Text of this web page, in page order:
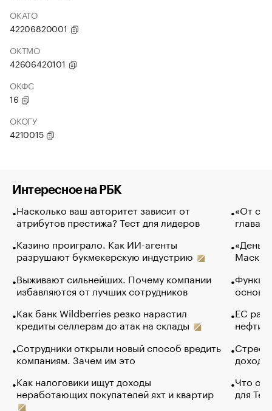
ОКАТО
42206820001
ОКТМО
42606420101
ОКФС
16
ОКОГУ
4210015
Интересное на РБК
Насколько ваш авторитет зависит от
атрибутов престижа? Тест для лидеров
Казино проиграло. Как ИИ-агенты
разрушают букмекерскую индустрию
Выживают сильнейших. Почему компании
избавляются от лучших сотрудников
Как банк Wildberries резко нарастил
кредиты селлерам до атак на склады
Сотрудники открыли новый способ вредить
компаниям. Зачем им это
Как налоговики ищут доходы
неработающих покупателей яхт и квартир
«От
глава
Маск в
основ
ЕС
нефти
Что
для